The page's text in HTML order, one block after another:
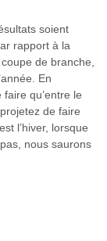
soient
rapport à la
de branche,
En
qu’entre le
de faire
l’hiver, lorsque
nous saurons